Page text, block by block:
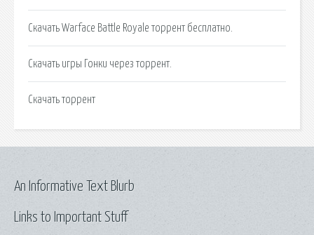
Скачать Warface Battle Royale торрент бесплатно.
Скачать игры Гонки через торрент.
Скачать торрент
Links to Important Stuff
An Informative Text Blurb